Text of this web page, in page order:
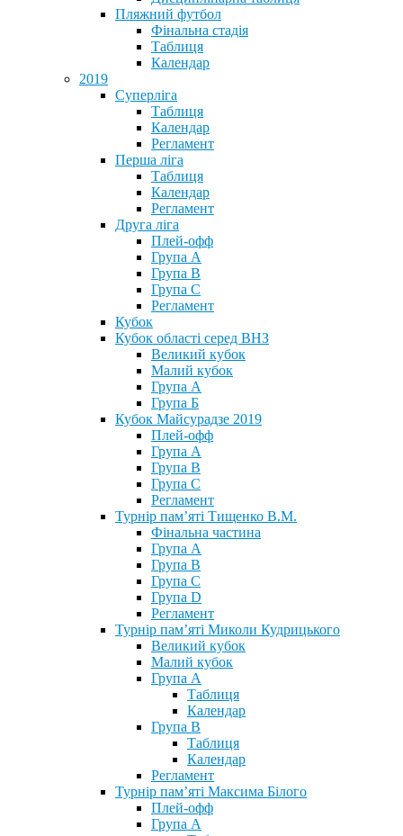
Пляжний футбол
Фінальна стадія
Таблиця
Календар
2019
Суперліга
Таблиця
Календар
Регламент
Перша ліга
Таблиця
Календар
Регламент
Друга ліга
Плей-офф
Група А
Група В
Група С
Регламент
Кубок
Кубок області серед ВНЗ
Великий кубок
Малий кубок
Група А
Група Б
Кубок Майсурадзе 2019
Плей-офф
Група А
Група В
Група С
Регламент
Турнір пам’яті Тищенко В.М.
Фінальна частина
Група А
Група В
Група С
Група D
Регламент
Турнір пам’яті Миколи Кудрицького
Великий кубок
Малий кубок
Група А
Таблиця
Календар
Група В
Таблиця
Календар
Регламент
Турнір пам’яті Максима Білого
Плей-офф
Група А